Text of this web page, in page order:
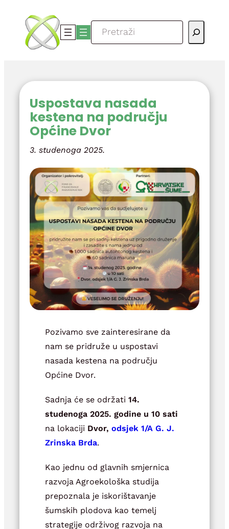
sadržaja
Pretraga
Uspostava nasada
kestena na području
Općine Dvor
3. studenoga 2025.
Pozivamo sve zainteresirane da
nam se pridruže u uspostavi
nasada kestena na području
Općine Dvor.
Sadnja će se održati 14.
studenoga 2025. godine u 10 sati
na lokaciji Dvor, odsjek 1/A G. J.
Zrinska Brda.
Kao jednu od glavnih smjernica
razvoja Agroekološka studija
prepoznala je iskorištavanje
šumskih plodova kao temelj
strategije održivog razvoja na